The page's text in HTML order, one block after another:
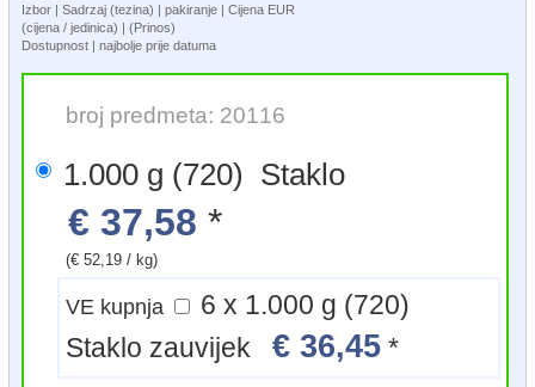
Izbor | Sadrzaj (tezina) | pakiranje | Cijena EUR
(cijena / jedinica) | (Prinos)
Dostupnost | najbolje prije datuma
broj predmeta: 20116
1.000 g (720) Staklo
€ 37,58 *
(€ 52,19 / kg)
VE kupnja
6 x 1.000 g (720)
Staklo zauvijek€ 36,45 *